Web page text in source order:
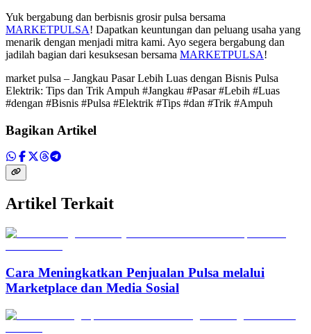
Yuk bergabung dan berbisnis grosir pulsa bersama
MARKETPULSA! Dapatkan keuntungan dan peluang usaha yang
menarik dengan menjadi mitra kami. Ayo segera bergabung dan
jadilah bagian dari kesuksesan bersama MARKETPULSA!
market pulsa – Jangkau Pasar Lebih Luas dengan Bisnis Pulsa
Elektrik: Tips dan Trik Ampuh #Jangkau #Pasar #Lebih #Luas
#dengan #Bisnis #Pulsa #Elektrik #Tips #dan #Trik #Ampuh
Bagikan Artikel
Artikel Terkait
Cara Meningkatkan Penjualan Pulsa melalui
Marketplace dan Media Sosial